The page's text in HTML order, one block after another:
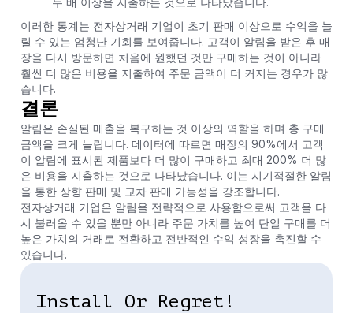
이러한 통계는 전자상거래 기업이 초기 판매 이상으로 수익을 늘
릴 수 있는 엄청난 기회를 보여줍니다. 고객이 알림을 받은 후 매
장을 다시 방문하면 처음에 원했던 것만 구매하는 것이 아니라
훨씬 더 많은 비용을 지출하여 주문 금액이 더 커지는 경우가 많
습니다.
결론
알림은 손실된 매출을 복구하는 것 이상의 역할을 하며 총 구매
금액을 크게 늘립니다. 데이터에 따르면 매장의 90%에서 고객
이 알림에 표시된 제품보다 더 많이 구매하고 최대 200% 더 많
은 비용을 지출하는 것으로 나타났습니다. 이는 시기적절한 알림
을 통한 상향 판매 및 교차 판매 가능성을 강조합니다.
전자상거래 기업은 알림을 전략적으로 사용함으로써 고객을 다
시 불러올 수 있을 뿐만 아니라 주문 가치를 높여 단일 구매를 더
높은 가치의 거래로 전환하고 전반적인 수익 성장을 촉진할 수
있습니다.
Install Or Regret!